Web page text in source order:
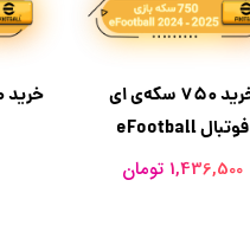
خرید 750 سکه‌ی ای
فوتبال eFootball
1,436,500 تومان